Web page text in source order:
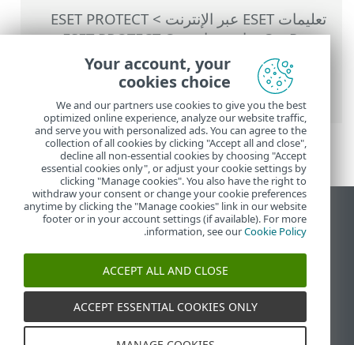
تعليمات ESET عبر الإنترنت >
ESET PROTECT
On-Prem
>
استخدام ‎ESET PROTECT On-
>
القائمة الرئيسية ESET PROTECT On-
Prem
>المزيد >تصدير السجلات إلى Syslog
الأحداث المصدرة إلى تنسيق LEEF
عرض موقع سطح المكتب
End of Life
قاعدة معارف ESET
ESET Status Portal
الدعم الإقليمي
Your account, your
cookies choice
We and our partners use cookies to give you the best
optimized online experience, analyze our website traffic,
and serve you with personalized ads. You can agree to the
collection of all cookies by clicking "Accept all and close",
decline all non-essential cookies by choosing "Accept
essential cookies only", or adjust your cookie settings by
clicking "Manage cookies". You also have the right to
withdraw your consent or change your cookie preferences
anytime by clicking the "Manage cookies" link in our website
footer or in your account settings (if available). For more
information, see ourCookie Policy
.
ACCEPT ALL AND CLOSE
ACCEPT ESSENTIAL COOKIES ONLY